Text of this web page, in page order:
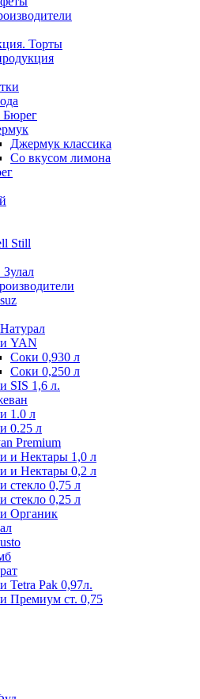
Торты
Бюрег
Джермук классика
Со вкусом лимона
Still
YAN
Соки 0,930 л
Соки 0,250 л
SIS 1,6 л.
1.0 л
0.25 л
Premium
и Нектары 1,0 л
и Нектары 0,2 л
стекло 0,75 л
стекло 0,25 л
Органик
Tetra Pak 0,97л.
Премиум ст. 0,75